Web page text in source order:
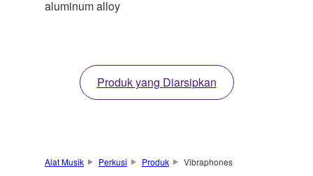
aluminum alloy
Produk yang Diarsipkan
Alat Musik Perkusi Produk Vibraphones